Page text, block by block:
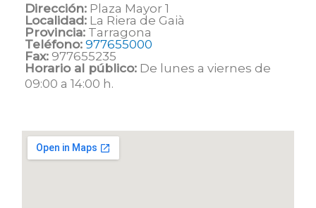
Dirección: Plaza Mayor 1
Localidad: La Riera de Gaià
Provincia: Tarragona
Teléfono: 977655000
Fax: 977655235
Horario al público: De lunes a viernes de
09:00 a 14:00 h.